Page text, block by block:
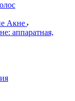
Акне
аппаратная,